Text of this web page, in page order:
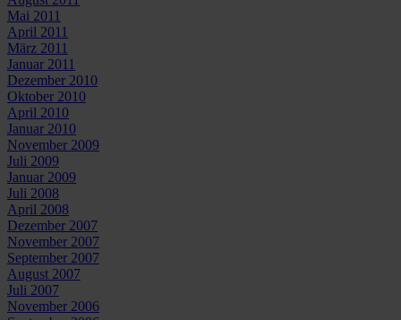
Mai 2011
April 2011
März 2011
Januar 2011
Dezember 2010
Oktober 2010
April 2010
Januar 2010
November 2009
Juli 2009
Januar 2009
Juli 2008
April 2008
Dezember 2007
November 2007
September 2007
August 2007
Juli 2007
November 2006